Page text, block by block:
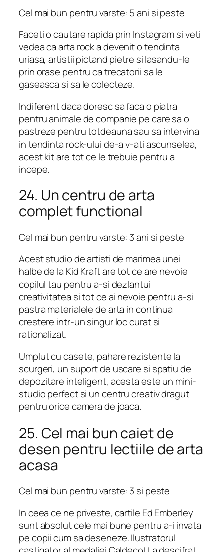
Cel mai bun pentru varste: 5 ani si peste
Faceti o cautare rapida prin Instagram si veti
vedea ca arta rock a devenit o tendinta
uriasa, artistii pictand pietre si lasandu-le
prin orase pentru ca trecatorii sa le
gaseasca si sa le colecteze.
Indiferent daca doresc sa faca o piatra
pentru animale de companie pe care sa o
pastreze pentru totdeauna sau sa intervina
in tendinta rock-ului de-a v-ati ascunselea,
acest kit are tot ce le trebuie pentru a
incepe.
24. Un centru de arta
complet functional
Cel mai bun pentru varste: 3 ani si peste
Acest studio de artisti de marimea unei
halbe de la Kid Kraft are tot ce are nevoie
copilul tau pentru a-si dezlantui
creativitatea si tot ce ai nevoie pentru a-si
pastra materialele de arta in continua
crestere intr-un singur loc curat si
rationalizat.
Umplut cu casete, pahare rezistente la
scurgeri, un suport de uscare si spatiu de
depozitare inteligent, acesta este un mini-
studio perfect si un centru creativ dragut
pentru orice camera de joaca.
25. Cel mai bun caiet de
desen pentru lectiile de arta
acasa
Cel mai bun pentru varste: 3 si peste
In ceea ce ne priveste, cartile Ed Emberley
sunt absolut cele mai bune pentru a-i invata
pe copii cum sa deseneze. Ilustratorul